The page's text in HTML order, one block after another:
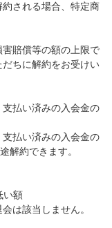
される場合、特定商
賠償等の額の上限で
ちに解約をお受けい
払い済みの入会金の
払い済みの入会金の
解約できます。
い額
は該当しません。